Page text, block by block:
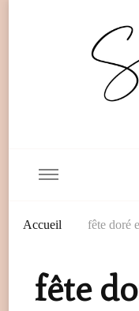
Accueil fête doré
fête